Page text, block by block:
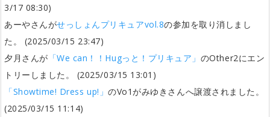
3/17 08:30)
あーやさんがせっしょんプリキュアvol.8の参加を取り消しまし
た。 (2025/03/15 23:47)
夕月さんが 「We can！！Hugっと！プリキュア」 のOther2にエン
トリーしました。 (2025/03/15 13:01)
「Showtime! Dress up!」のVo1がみゆきさんへ譲渡されました。
(2025/03/15 11:14)